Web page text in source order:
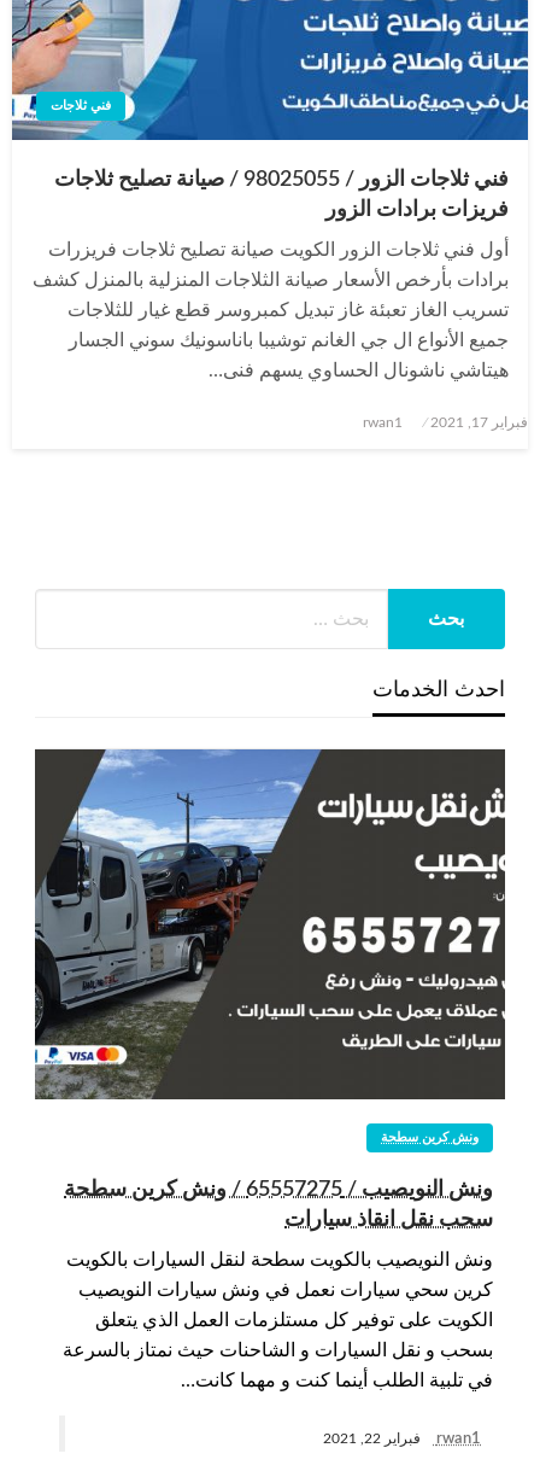
فني ثلاجات
فني ثلاجات الزور / 98025055 / صيانة تصليح ثلاجات
فريزات برادات الزور
أول فني ثلاجات الزور الكويت صيانة تصليح ثلاجات فريزرات
برادات بأرخص الأسعار صيانة الثلاجات المنزلية بالمنزل كشف
تسريب الغاز تعبئة غاز تبديل كمبروسر قطع غيار للثلاجات
جميع الأنواع ال جي الغانم توشيبا باناسونيك سوني الجسار
هيتاشي ناشونال الحساوي يسهم فنى…
نُشر
فبراير 17, 2021 rwan1
احدث الخدمات
ونش كرين سطحة
ونش النويصيب / 65557275 / ونش كرين سطحة
سحب نقل انقاذ سيارات
ونش النويصيب بالكويت سطحة لنقل السيارات بالكويت
كرين سحي سيارات نعمل في ونش سيارات النويصيب
الكويت على توفير كل مستلزمات العمل الذي يتعلق
بسحب و نقل السيارات و الشاحنات حيث نمتاز بالسرعة
في تلبية الطلب أينما كنت و مهما كانت…
rwan1 فبراير 22, 2021